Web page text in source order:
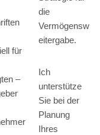
für
–
die
Vermögensw
eitergabe.
Ich
unterstütze
Sie bei der
Planung
Ihres